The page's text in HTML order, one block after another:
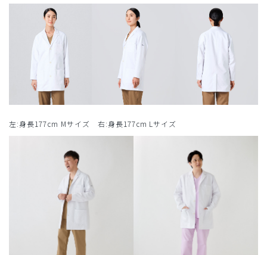
左:身長177cm Mサイズ 右:身長177cm Lサイズ